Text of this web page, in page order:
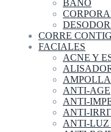
BAÑO
CORRE
FACIALES
ACNE Y
ANTI-AGE
ANTI-
ANTI-
ANTI-LUZ